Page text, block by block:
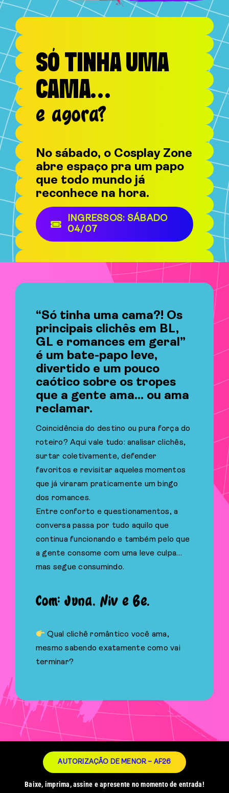
SÓ TINHA UMA
CAMA…
e agora?
No sábado, o Cosplay Zone
abre espaço pra um papo
que todo mundo já
reconhece na hora.
INGRESSOS: SÁBADO
04/07
“Só tinha uma cama?! Os
principais clichês em BL,
GL e romances em geral”
é um bate-papo leve,
divertido e um pouco
caótico sobre os tropes
que a gente ama… ou ama
reclamar.
Coincidência do destino ou pura força do
roteiro? Aqui vale tudo: analisar clichês,
surtar coletivamente, defender
favoritos e revisitar aqueles momentos
que já viraram praticamente um bingo
dos romances.
Entre conforto e questionamentos, a
conversa passa por tudo aquilo que
continua funcionando e também pelo que
a gente consome com uma leve culpa…
mas segue consumindo.
Com: Juna, Niv e Be.
Qual clichê romântico você ama,
mesmo sabendo exatamente como vai
terminar?
AUTORIZAÇÃO DE MENOR – AF26
Baixe, imprima, assine e apresente no momento de entrada!